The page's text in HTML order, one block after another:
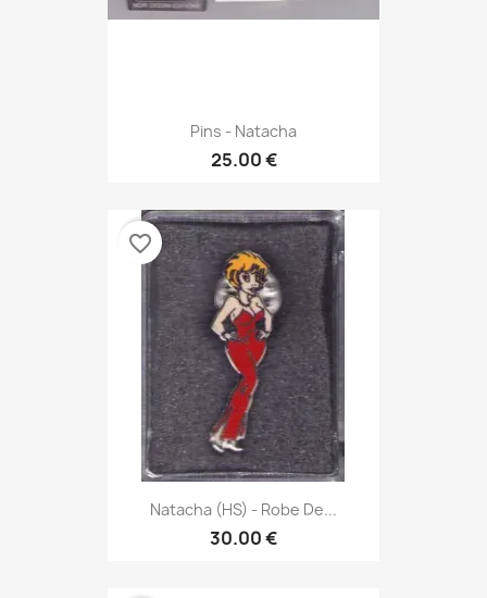
Pins - Natacha
25.00 €
Natacha (HS) - Robe De...
30.00 €
favorite_border